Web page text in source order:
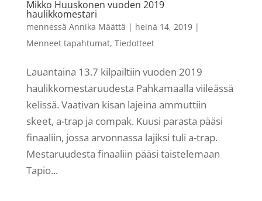
Mikko Huuskonen vuoden 2019
haulikkomestari
mennessä Annika Määttä | heinä 14, 2019|
Menneet tapahtumat, Tiedotteet
Lauantaina 13.7 kilpailtiin vuoden 2019
haulikkomestaruudesta Pahkamaalla viileässä
kelissä. Vaativan kisan lajeina ammuttiin
skeet, a-trap ja compak. Kuusi parasta pääsi
finaaliin, jossa arvonnassa lajiksi tuli a-trap.
Mestaruudesta finaaliin pääsi taistelemaan
Tapio...